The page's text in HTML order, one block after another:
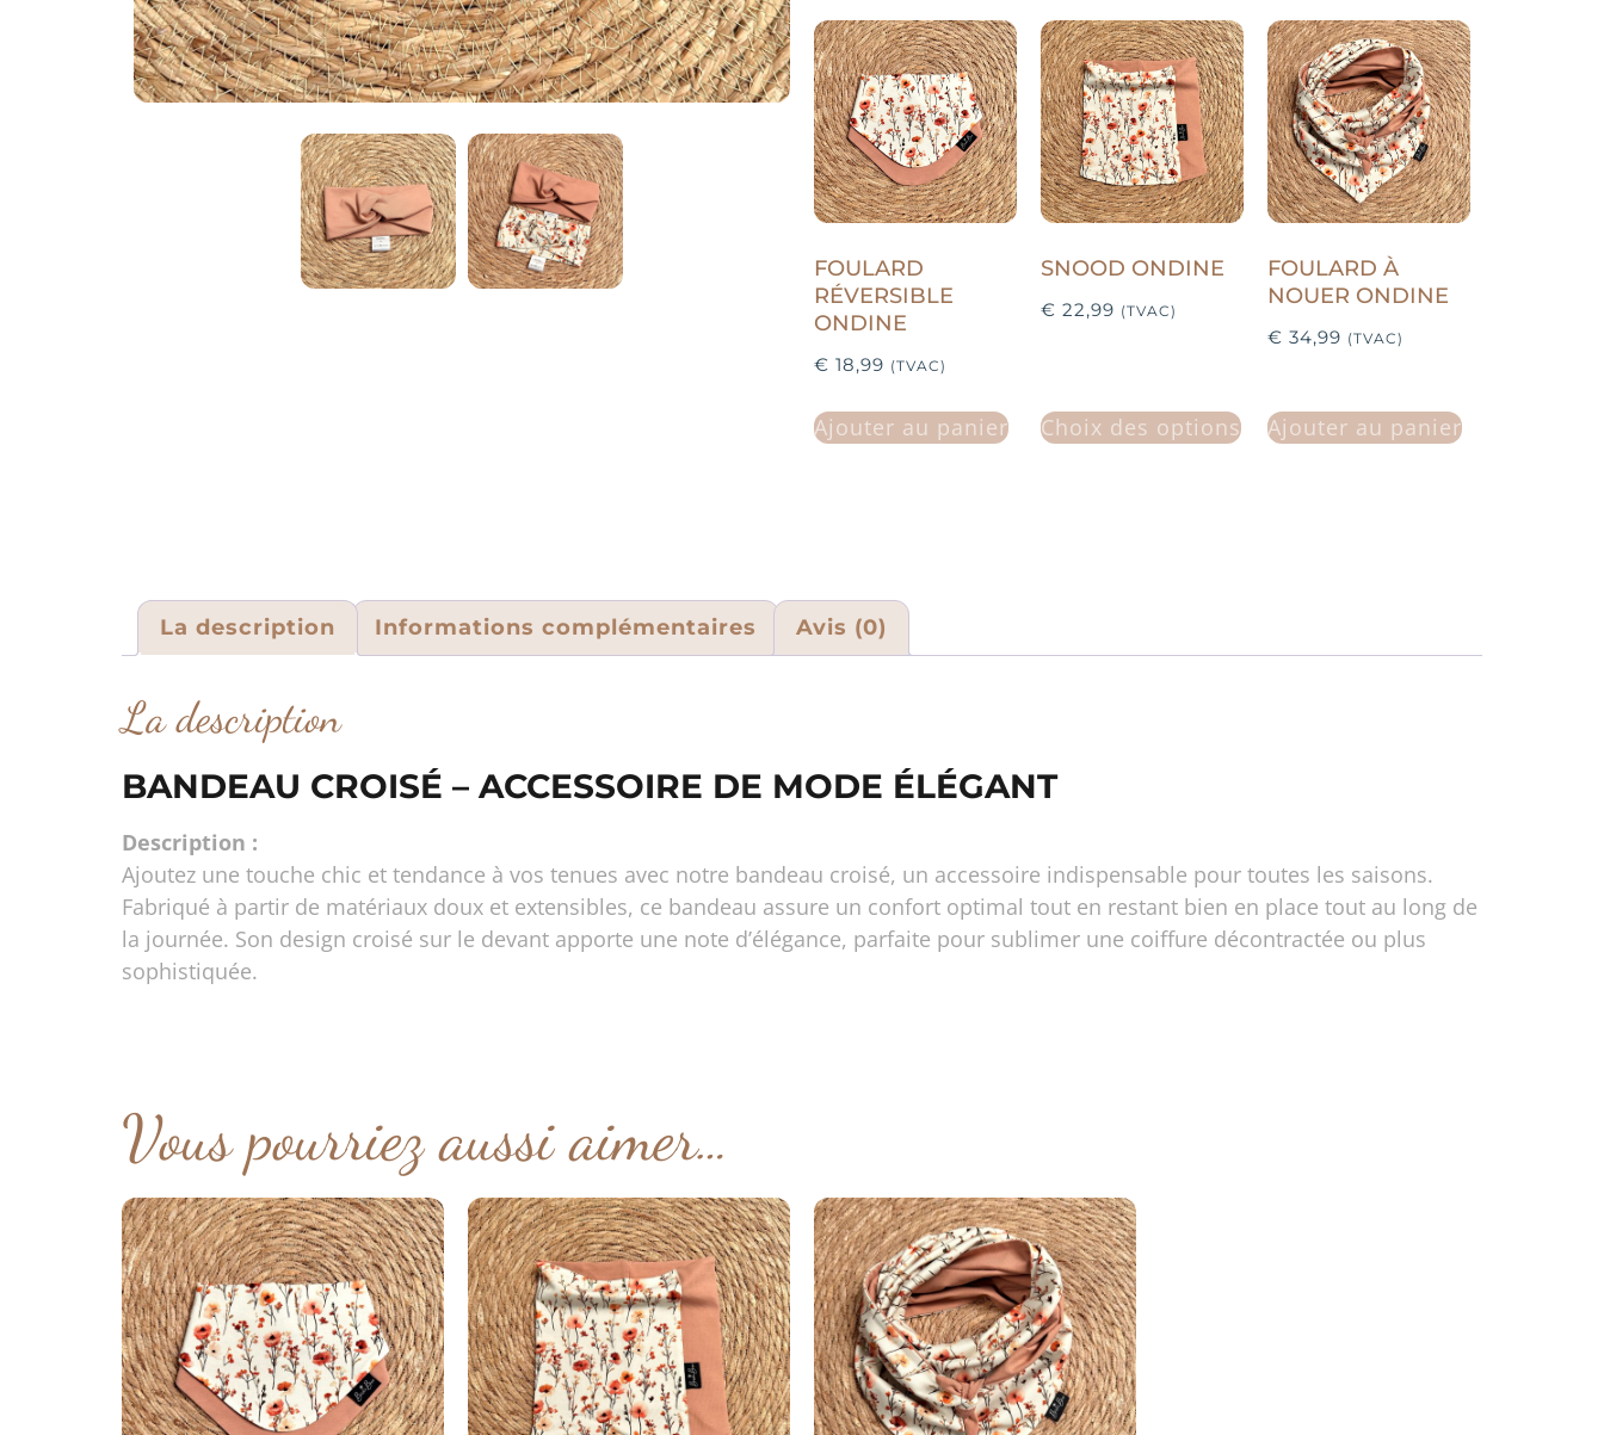
FOULARD
RÉVERSIBLE
ONDINE
€ 18,99 (TVAC)
Ajouter au panier
SNOOD ONDINE
€ 22,99 (TVAC)
Choix des options
FOULARD À
NOUER ONDINE
€ 34,99 (TVAC)
Ajouter au panier
La description Informations complémentaires Avis (0)
La description
BANDEAU CROISÉ – ACCESSOIRE DE MODE ÉLÉGANT
Description :
Ajoutez une touche chic et tendance à vos tenues avec notre bandeau croisé, un accessoire indispensable pour toutes les saisons.
Fabriqué à partir de matériaux doux et extensibles, ce bandeau assure un confort optimal tout en restant bien en place tout au long de
la journée. Son design croisé sur le devant apporte une note d’élégance, parfaite pour sublimer une coiffure décontractée ou plus
sophistiquée.
Vous pourriez aussi aimer…